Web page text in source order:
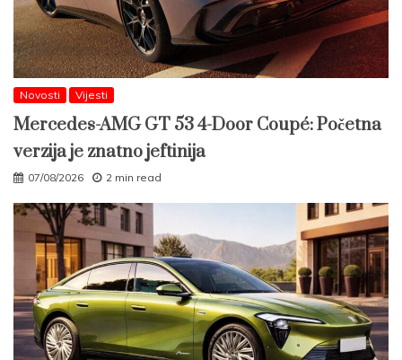
Novosti Vijesti
Mercedes-AMG GT 53 4-Door Coupé: Početna
verzija je znatno jeftinija
07/08/2026 2 min read